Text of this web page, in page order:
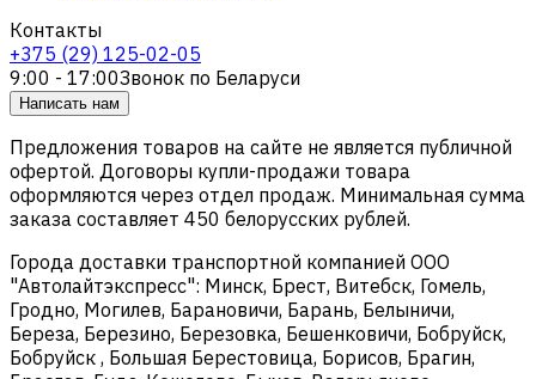
Контакты
+375 (29) 125-02-05
9:00 - 17:00Звонок по Беларуси
Написать нам
Предложения товаров на сайте не является публичной
офертой. Договоры купли-продажи товара
оформляются через отдел продаж. Минимальная сумма
заказа составляет 450 белорусских рублей.
Города доставки транспортной компанией ООО
"Автолайтэкспресс": Минск, Брест, Витебск, Гомель,
Гродно, Могилев, Барановичи, Барань, Белыничи,
Береза, Березино, Березовка, Бешенковичи, Бобруйск,
Бобруйск , Большая Берестовица, Борисов, Брагин,